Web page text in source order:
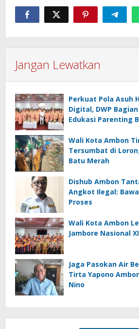
Jangan Lewatkan
Perkuat Pola Asuh
Digital, DWP
Edukasi Parenting
Wali Kota Ambon
Tersumbat di
Batu Merah
Dishub Ambon
Angkot Ilegal:
Proses
Wali Kota Ambon
Jambore Nasional
Jaga Pasokan Air
Tirta Yapono
Nino